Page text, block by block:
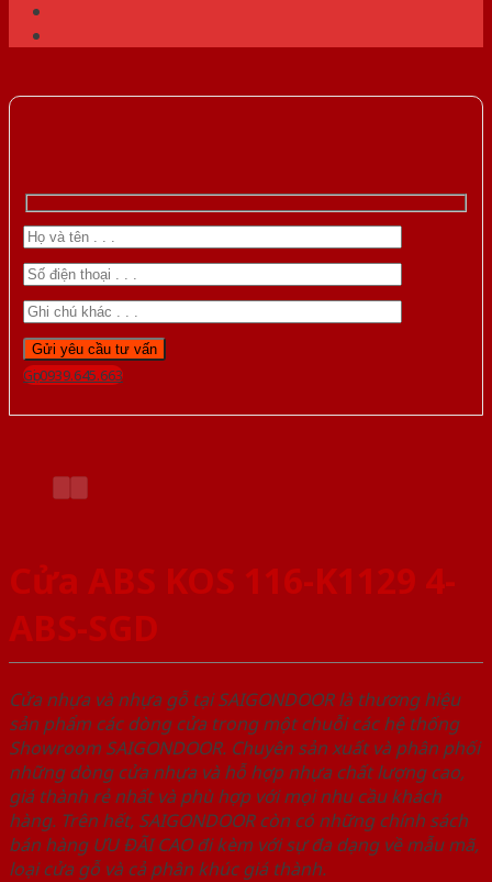
Gọi 0939.645.663
Cửa ABS KOS 116-K1129 4-
ABS-SGD
Cửa nhựa và nhựa gỗ tại SAIGONDOOR là thương hiệu
sản phẩm các dòng cửa trong một chuỗi các hệ thống
Showroom SAIGONDOOR. Chuyên sản xuất và phân phối
những dòng cửa nhựa và hỗ hợp nhựa chất lượng cao,
giá thành rẻ nhất và phù hợp với mọi nhu cầu khách
hàng. Trên hết, SAIGONDOOR còn có những chính sách
bán hàng ƯU ĐÃI CAO đi kèm với sự đa dạng về mẫu mã,
loại cửa gỗ và cả phân khúc giá thành.